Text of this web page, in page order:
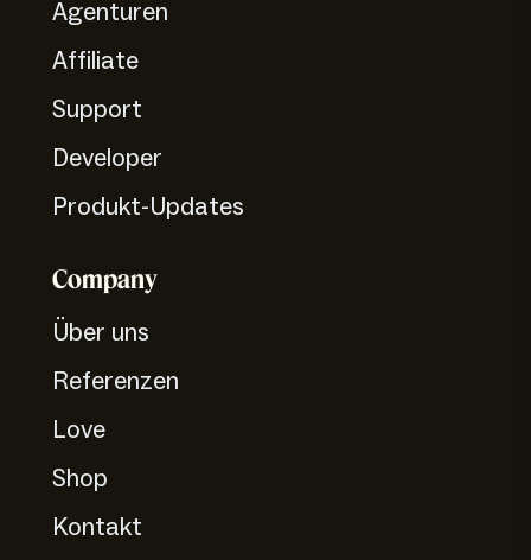
Agenturen
Affiliate
Support
Developer
Produkt-Updates
Company
Über uns
Referenzen
Love
Shop
Kontakt